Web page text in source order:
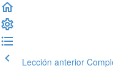
Lección anterior